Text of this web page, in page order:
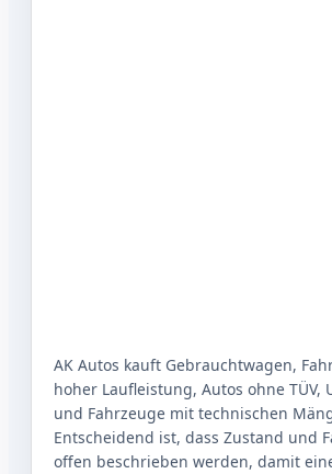
AK Autos kauft Gebrauchtwagen,
hoher Laufleistung, Autos ohne TÜV,
und Fahrzeuge mit technischen
Entscheidend ist, dass Zustand und
offen beschrieben werden, damit